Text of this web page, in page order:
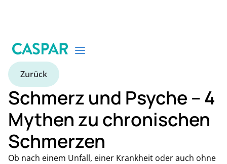
Zurück
Schmerz und Psyche – 4
Mythen zu chronischen
Schmerzen
Ob nach einem Unfall, einer Krankheit oder auch ohne